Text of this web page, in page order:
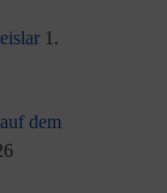
1.
dem